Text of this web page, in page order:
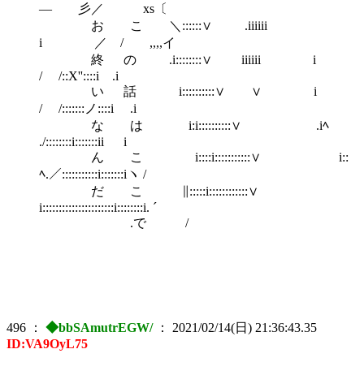
― 彡／ xs〔
お こ ＼::::::∨ .iiiiii
i ／ / ,,,,イ
終 の .i::::::::∨ iiiiii i
/ /::X''::::i .i
い 話 i::::::::::∨ ∨ i
/ /:::::::ノ::::i .i
な は i:i::::::::::∨ .iﾍ
./::::::::i:::::::ii i
ん こ i::::i:::::::::::∨ i::
ﾍ.／:::::::::::i:::::::iヽ /
だ こ ∥:::::i::::::::::::∨
i::::::::::::::::::::::i::::::::i. ´
.で /
496 ： ◆bbSAmutrEGW/： 2021/02/14(日) 21:36:43.35
ID:VA9OyL75